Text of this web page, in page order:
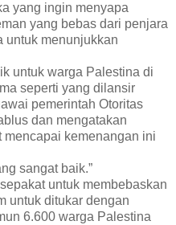
yang ingin menyapa
yang bebas dari penjara
untuk menunjukkan
untuk warga Palestina di
seperti yang dilansir
pemerintah Otoritas
dan mengatakan
kemenangan ini
sangat baik.”
untuk membebaskan
untuk ditukar dengan
6.600 warga Palestina